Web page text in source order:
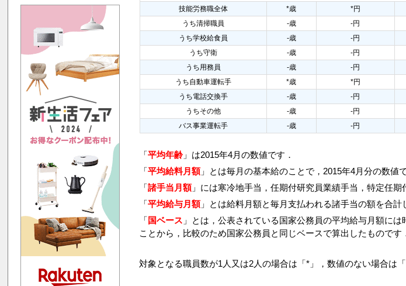
技能労務職全体 *歳 *円
うち清掃職員
-歳 -円
うち学校給食員
-歳 -円
うち守衛
-歳 -円
うち用務員
-歳 -円
うち自動車運転手
*歳 *円
うち電話交換手
-歳 -円
うちその他
-歳 -円
バス事業運転手
-歳 -円
「平均年齢」は2015年4月の数値です．
「平均給料月額」とは毎月の基本給のことで，2015年4月分の数値
「諸手当月額」には寒冷地手当，任期付研究員業績手当，特定任
「平均給与月額」とは給料月額と毎月支払われる諸手当の額を合計
「国ベース 」とは，公表されている国家公務員の平均給与月額に
ことから，比較のため国家公務員と同じベースで算出したものです
対象となる職員数が1人又は2人の場合は「*」，数値のない場合は